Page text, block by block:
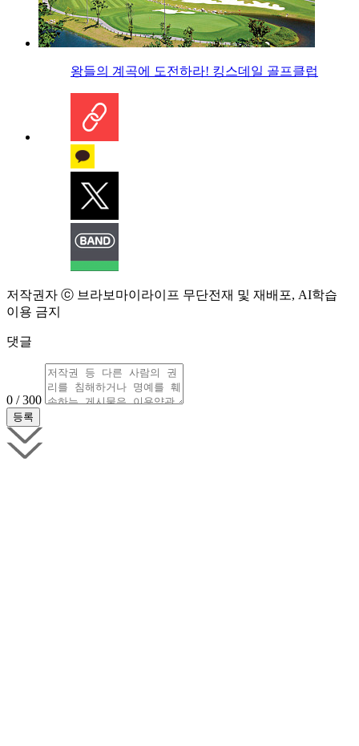
왕들의 계곡에 도전하라! 킹스데일 골프클럽
저작권자 ⓒ 브라보마이라이프 무단전재 및 재배포, AI학습
이용 금지
댓글
0 / 300